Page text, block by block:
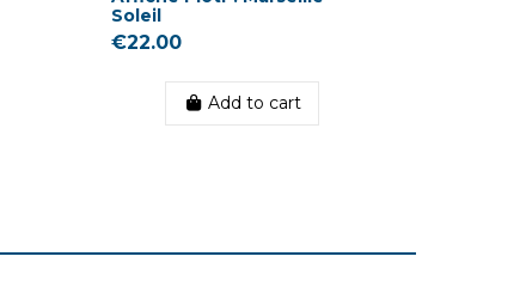
Soleil
€22.00
Add to cart